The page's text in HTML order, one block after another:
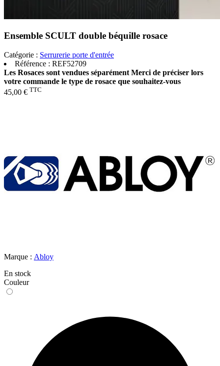
Ensemble SCULT double béquille rosace
Catégorie : Serrurerie porte d'entrée
Référence : REF52709
Les Rosaces sont vendues séparément Merci de préciser lors
votre commande le type de rosace que souhaitez-vous
45,00 € TTC
Marque : Abloy
En stock
Couleur